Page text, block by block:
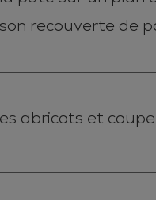
recouverte de
abricots et